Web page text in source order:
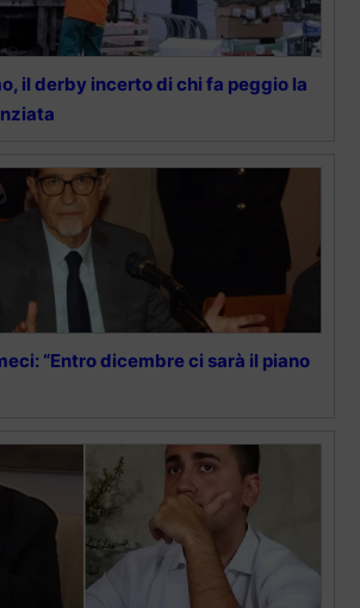
il derby incerto di chi fa peggio la
“Entro dicembre ci sarà il piano